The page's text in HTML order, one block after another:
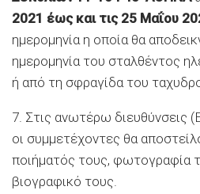
2021 έως και τις 25 Μαΐου
ημερομηνία η οποία θα
ημερομηνία του σταλθέντος
ή από τη σφραγίδα του
7. Στις ανωτέρω διευθύνσεις
οι συμμετέχοντες θα
ποιήματός τους, φωτογραφία
βιογραφικό τους.